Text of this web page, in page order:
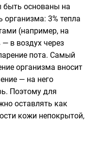
основаны на
организма: 3% тепла
(например, на
— в воздух через
пота. Самый
организма вносит
— на него
Поэтому для
оставлять как
кожи непокрытой,